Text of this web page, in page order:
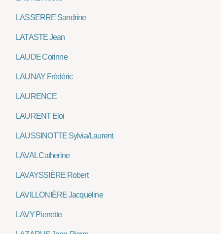
LASSERRE Sandrine
LATASTE Jean
LAUDE Corinne
LAUNAY Frédéric
LAURENCE
LAURENT Eloi
LAUSSINOTTE Sylvia/Laurent
LAVAL Catherine
LAVAYSSIÈRE Robert
LAVILLONIÈRE Jacqueline
LAVY Pierrette